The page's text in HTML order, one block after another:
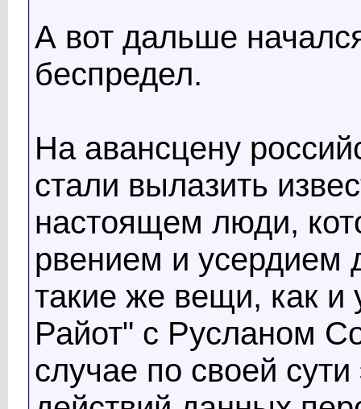
А вот дальше
беспредел.
На авансцену
стали вылазить
настоящем люди,
рвением и усердием
такие же вещи, как
Райот" с Русланом
случае по своей